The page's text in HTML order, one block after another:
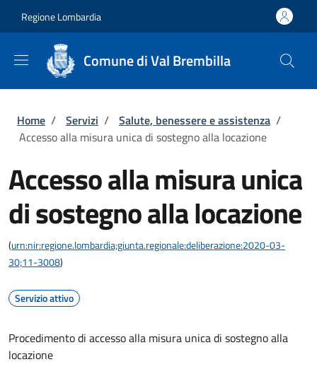
Regione Lombardia
Comune di Val Brembilla
Briciole di pane
Home / Servizi / Salute, benessere e assistenza /
Accesso alla misura unica di sostegno alla locazione
Accesso alla misura unica
di sostegno alla locazione
(urn:nir:regione.lombardia;giunta.regionale:deliberazione:2020-03-
30;11-3008)
Servizio attivo
Procedimento di accesso alla misura unica di sostegno alla
locazione